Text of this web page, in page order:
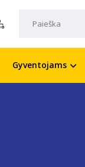
Gyventojams